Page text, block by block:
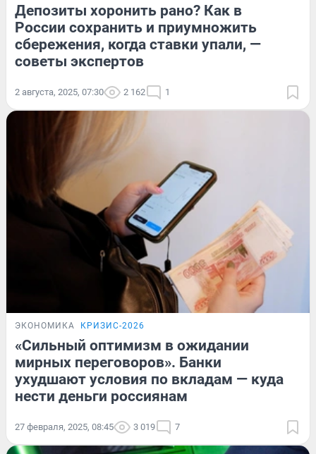
Депозиты хоронить рано? Как в
России сохранить и приумножить
сбережения, когда ставки упали, —
советы экспертов
2 августа, 2025, 07:30 2 162 1
ЭКОНОМИКА КРИЗИС-2026
«Сильный оптимизм в ожидании
мирных переговоров». Банки
ухудшают условия по вкладам — куда
нести деньги россиянам
27 февраля, 2025, 08:45 3 019 7